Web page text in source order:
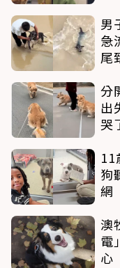
男
急
尾
分
出
哭
11
狗
網
澳
電
心